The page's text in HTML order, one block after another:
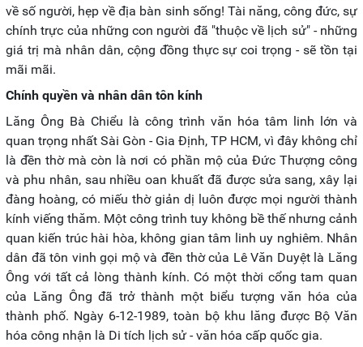
về số người, hẹp về địa bàn sinh sống! Tài năng, công đức, sự
chính trực của những con người đã "thuộc về lịch sử" - những
giá trị mà nhân dân, cộng đồng thực sự coi trọng - sẽ tồn tại
mãi mãi.
Chính quyền và nhân dân tôn kính
Lăng Ông Bà Chiểu là công trình văn hóa tâm linh lớn và
quan trọng nhất Sài Gòn - Gia Định, TP HCM, vì đây không chỉ
là đền thờ mà còn là nơi có phần mộ của Đức Thượng công
và phu nhân, sau nhiều oan khuất đã được sửa sang, xây lại
đàng hoàng, có miếu thờ giản dị luôn được mọi người thành
kính viếng thăm. Một công trình tuy không bề thế nhưng cảnh
quan kiến trúc hài hòa, không gian tâm linh uy nghiêm. Nhân
dân đã tôn vinh gọi mộ và đền thờ của Lê Văn Duyệt là Lăng
Ông với tất cả lòng thành kính. Có một thời cổng tam quan
của Lăng Ông đã trở thành một biểu tượng văn hóa của
thành phố. Ngày 6-12-1989, toàn bộ khu lăng được Bộ Văn
hóa công nhận là Di tích lịch sử - văn hóa cấp quốc gia.